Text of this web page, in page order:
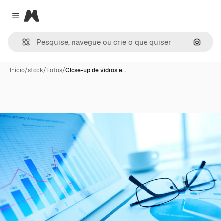
Close menu
Magnific
Início/stock/Fotos/Close-up de vidros e…